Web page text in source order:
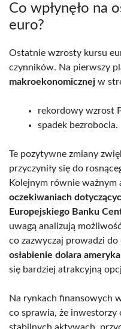
Co wpłynęło na
euro?
Ostatnie wzrosty kursu
czynników. Na pierwszy
makroekonomicznej w
rekordowy wzrost
spadek bezrobocia.
Te pozytywne zmiany
przyczyniły się do
Kolejnym równie ważnym
oczekiwaniach
Europejskiego Banku
uwagą analizują
co zazwyczaj prowadzi do
osłabienie dolara
się bardziej atrakcyjną
Na rynkach finansowych
co sprawia, że
stabilnych aktywach,